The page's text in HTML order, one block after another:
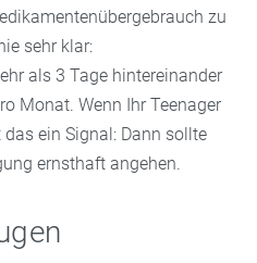
zu
sehr klar:
als 3 Tage hintereinander
Monat. Wenn Ihr Teenager
ein Signal: Dann sollte
ernsthaft angehen.